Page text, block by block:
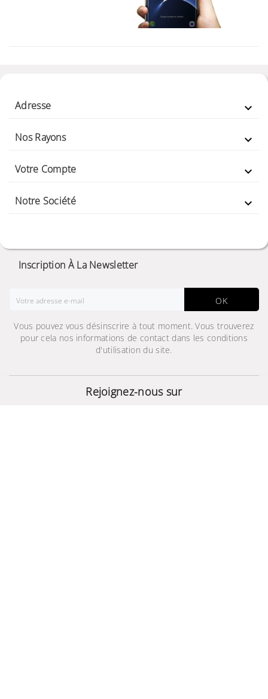
45,000 TND
Adresse 
Nos Rayons 
Votre Compte 
Notre Société 
Inscription À La Newsletter
OK
Vous pouvez vous désinscrire à tout moment. Vous trouverez
pour cela nos informations de contact dans les conditions
d'utilisation du site.
Rejoignez-nous sur